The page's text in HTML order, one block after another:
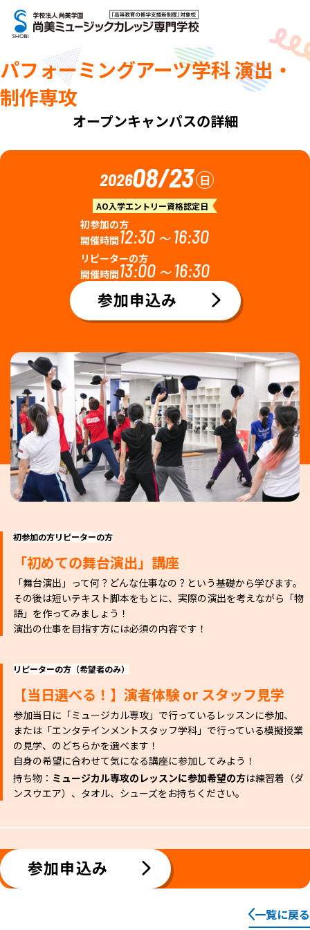
パフォーミングアーツ学科 演出・
制作専攻
オープンキャンパスの詳細
202608/23 日
AO入学エントリー資格認定日
初参加の方
開催時間12:30～16:30
リピーターの方
開催時間13:00～16:30
参加申込み
初参加の方リピーターの方
「初めての舞台演出」講座
「舞台演出」って何？どんな仕事なの？という基礎から学びます。
その後は短いテキスト脚本をもとに、実際の演出を考えながら「物
語」を作ってみましょう！
演出の仕事を目指す方には必須の内容です！
リピーターの方（希望者のみ）
【当日選べる！】演者体験 or スタッフ見学
参加当日に「ミュージカル専攻」で行っているレッスンに参加、
または「エンタテインメントスタッフ学科」で行っている模擬授業
の見学、のどちらかを選べます！
自身の希望に合わせて気になる講座に参加してみよう！
持ち物： ミュージカル専攻のレッスンに参加希望の方は練習着（ダ
ンスウエア）、タオル、シューズをお持ちください。
参加申込み
一覧に戻る